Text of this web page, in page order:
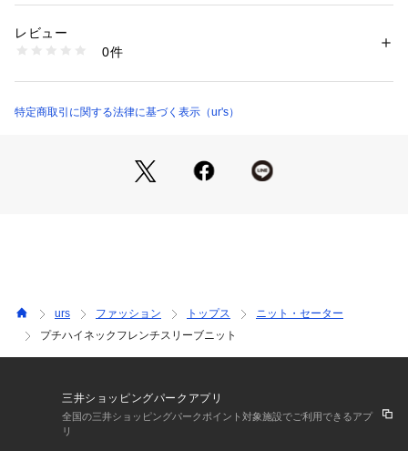
フレンチスリーブで気になる腕もカバーして頂けます。
素材：レーヨン 70%
生産国：中国
2430100002163
レビュー
0件
特定商取引に関する法律に基づく表示（ur's）
urs ファッション トップス
ニット・セーター
プチハイネックフレンチスリーブニット
三井ショッピングパークアプリ
全国の三井ショッピングパークポイント対象施設でご利用できるアプ
リ